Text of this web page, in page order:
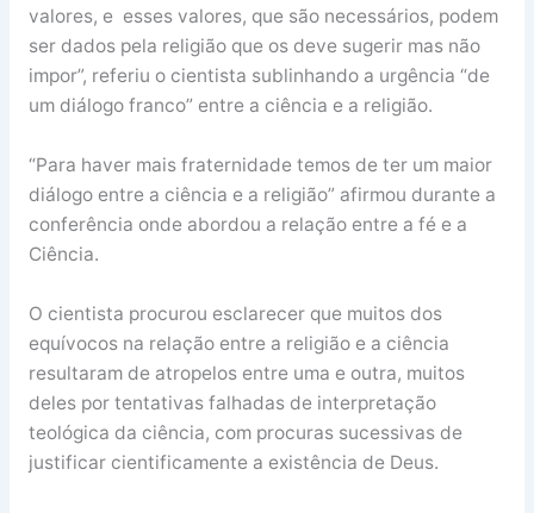
valores, e esses valores, que são necessários, podem
ser dados pela religião que os deve sugerir mas não
impor”, referiu o cientista sublinhando a urgência “de
um diálogo franco” entre a ciência e a religião.
“Para haver mais fraternidade temos de ter um maior
diálogo entre a ciência e a religião” afirmou durante a
conferência onde abordou a relação entre a fé e a
Ciência.
O cientista procurou esclarecer que muitos dos
equívocos na relação entre a religião e a ciência
resultaram de atropelos entre uma e outra, muitos
deles por tentativas falhadas de interpretação
teológica da ciência, com procuras sucessivas de
justificar cientificamente a existência de Deus.